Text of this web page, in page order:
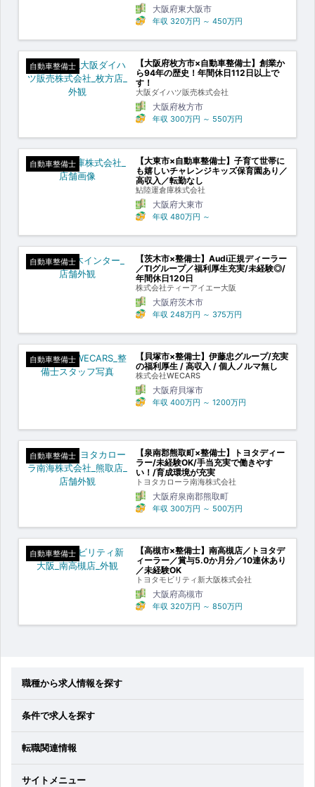
大阪府東大阪市
年収 320万円 ～ 450万円
自動車整備士
【大阪府枚方市×自動車整備士】創業か
ら94年の歴史！年間休日112日以上で
す！
大阪ダイハツ販売株式会社
大阪府枚方市
年収 300万円 ～ 550万円
自動車整備士
【大東市×自動車整備士】子育て世帯に
も嬉しいチャレンジキッズ保育園あり／
高収入／転勤なし
鮎陸運倉庫株式会社
大阪府大東市
年収 480万円 ～
自動車整備士
【茨木市×整備士】Audi正規ディーラー
／TIグループ／福利厚生充実/未経験◎/
年間休日120日
株式会社ティーアイエー大阪
大阪府茨木市
年収 248万円 ～ 375万円
自動車整備士
【貝塚市×整備士】伊藤忠グループ/充実
の福利厚生 / 高収入 / 個人ノルマ無し
株式会社WECARS
大阪府貝塚市
年収 400万円 ～ 1200万円
自動車整備士
【泉南郡熊取町×整備士】トヨタディー
ラー/未経験OK/手当充実で働きやす
い！/育成環境が充実
トヨタカローラ南海株式会社
大阪府泉南郡熊取町
年収 300万円 ～ 500万円
自動車整備士
【高槻市×整備士】南高槻店／トヨタデ
ィーラー／賞与5.0か月分／10連休あり
／未経験OK
トヨタモビリティ新大阪株式会社
大阪府高槻市
年収 320万円 ～ 850万円
職種から求人情報を探す
条件で求人を探す
転職関連情報
サイトメニュー